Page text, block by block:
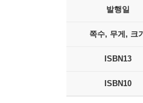
발행일
쪽수, 무게, 크기
ISBN13
ISBN10